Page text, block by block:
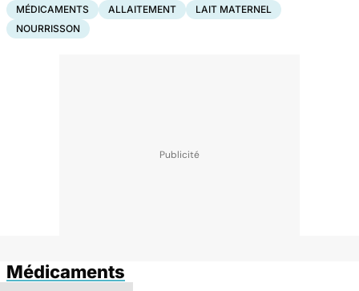
MÉDICAMENTS ALLAITEMENT
LAIT MATERNEL
NOURRISSON
Médicaments